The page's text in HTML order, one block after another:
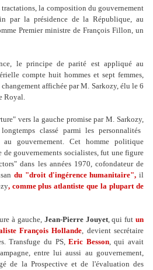
la composition du gouvernement
par la présidence de la République, au
Premier ministre de François Fillon, un
le principe de parité est appliqué au
compte huit hommes et sept femmes,
affichée par M. Sarkozy, élu le 6
Royal.
vers la gauche promise par M. Sarkozy,
longtemps classé parmi les personnalités
au gouvernement. Cet homme politique
gouvernements socialistes, fut une figure
dans les années 1970, cofondateur de
du "droit d'ingérence humanitaire", il
, comme plus atlantiste que la plupart de
à gauche, Jean-Pierre Jouyet, qui fut un
François Hollande, devient secrétaire
Transfuge du PS,Eric Besson, qui avait
entre lui aussi au gouvernement,
de la Prospective et de l'évaluation des